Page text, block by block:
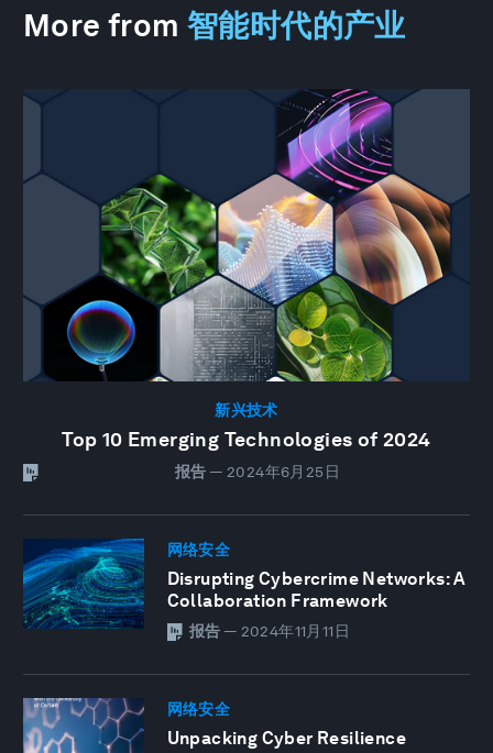
More from 智能时代的产业
新兴技术
Top 10 Emerging Technologies of 2024
报告 — 2024年6月25日
网络安全
Disrupting Cybercrime Networks: A
Collaboration Framework
报告 — 2024年11月11日
网络安全
Unpacking Cyber Resilience